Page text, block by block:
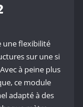
une flexibilité
sur une si
à peine plus
ce module
adapté à des